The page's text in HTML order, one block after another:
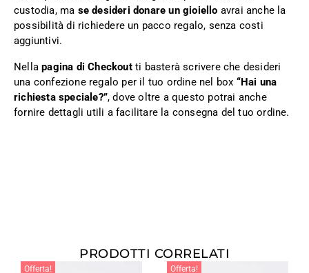
custodia, ma se desideri donare un gioiello avrai anche la
possibilità di richiedere un pacco regalo, senza costi
aggiuntivi.
Nellapagina di Checkoutti basterà scrivere che desideri
una confezione regalo per il tuo ordine nel box “Hai una
richiesta speciale?”, dove oltre a questo potrai anche
fornire dettagli utili a facilitare la consegna del tuo ordine.
PRODOTTI CORRELATI
Offerta! Offerta!